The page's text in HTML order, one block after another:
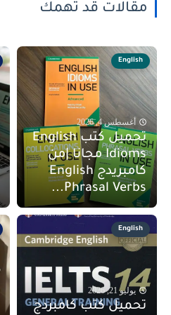
مقالات قد تهمك
English
أغسطس 4, 2026
تحميل كتب English
Idioms مجانا |من
كامبريدج English
Phrasal Verbs...
English
يوليو 21, 2026
تحميل كتب كامبردج